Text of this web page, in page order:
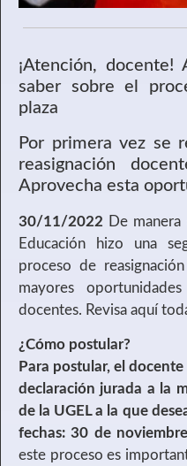
¡Atención,
saber sobre el
plaza
Por primera vez se
reasignación
Aprovecha esta
30/11/2022 De
Educación hizo una
proceso de
mayores
docentes. Revisa aquí
¿Cómo postular?
Para postular, el
declaración jurada a la
de la UGEL a la que
fechas: 30 de
este proceso es